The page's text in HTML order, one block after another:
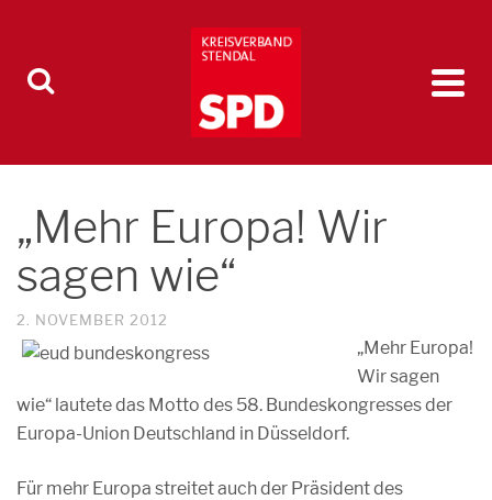
„Mehr Europa! Wir
sagen wie“
2. NOVEMBER 2012
„Mehr Europa!
Wir sagen
wie“ lautete das Motto des 58. Bundeskongresses der
Europa-Union Deutschland in Düsseldorf.
Für mehr Europa streitet auch der Präsident des